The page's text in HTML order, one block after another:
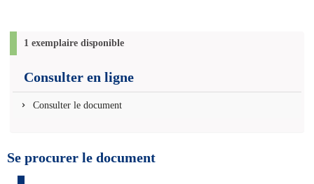
1 exemplaire disponible
Consulter en ligne
Consulter le document
Se procurer le document